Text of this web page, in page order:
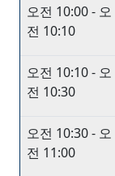
오전 10:00 - 오
전 10:10
오전 10:10 - 오
전 10:30
오전 10:30 - 오
전 11:00